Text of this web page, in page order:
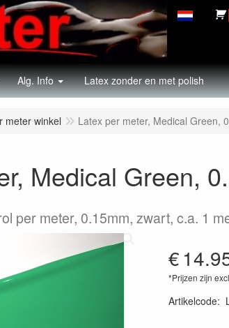
Alg. Info Latex zonder en met polish
meter winkel Latex per meter, Medical Green,
Medical Green,
per meter, 0.15mm, zwart, c.a. 1
€
*Prijzen zijn
Artikelcode: